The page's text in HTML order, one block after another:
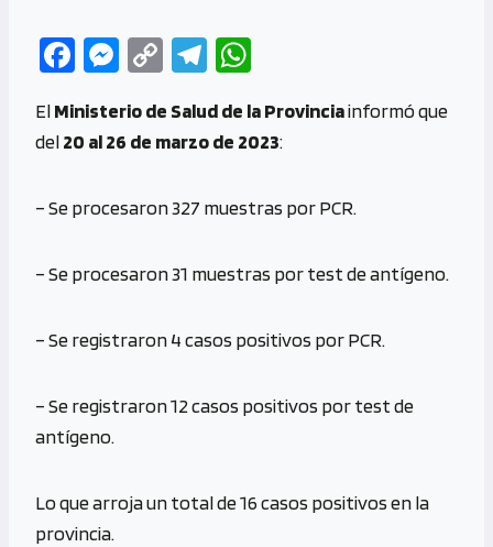
Fa
b
o
o
k
M
se
n
g
C
py
Li
n
Te
gr
a
m
at
s
A
p
ElMinisterio de Salud de la Provinciainformó que
del20 al 26 de marzo de 2023:
– Se procesaron 327 muestras por PCR.
– Se procesaron 31 muestras por test de antígeno.
– Se registraron 4 casos positivos por PCR.
– Se registraron 12 casos positivos por test de
antígeno.
Lo que arroja un total de 16 casos positivos en la
provincia.